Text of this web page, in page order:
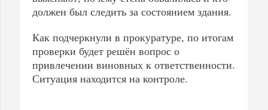
должен был следить за состоянием здания.
Как подчеркнули в прокуратуре, по итогам
проверки будет решён вопрос о
привлечении виновных к ответственности.
Ситуация находится на контроле.